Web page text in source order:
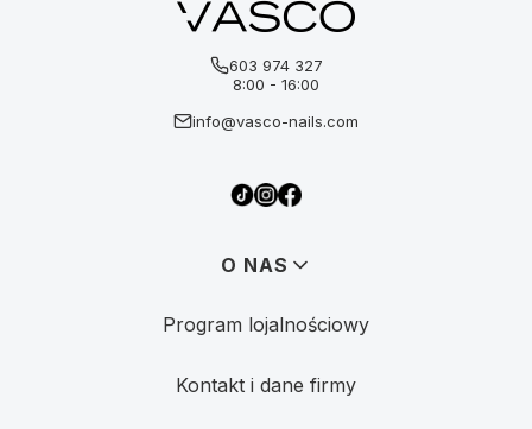
603 974 327
8:00 - 16:00
info@vasco-nails.com
O NAS
Program lojalnościowy
Kontakt i dane firmy